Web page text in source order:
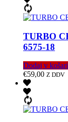
TURBO
6575-18
Dodaj v
€59,00 Z DDV